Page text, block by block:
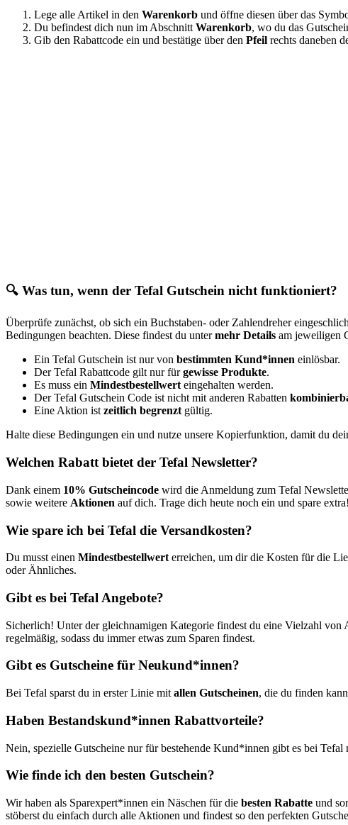
Lege alle Artikel in den Warenkorb und öffne diesen über das
Du befindest dich nun im Abschnitt Warenkorb, wo du das
Gib den Rabattcode ein und bestätige über den Pfeil rechts daneben
🔍 Was tun, wenn der Tefal Gutschein nicht funktioniert?
Überprüfe zunächst, ob sich ein Buchstaben- oder Zahlendreher
Bedingungen beachten. Diese findest du untermehr Details am jeweiligen
Ein Tefal Gutschein ist nur von bestimmten Kund*innen einlösbar.
Der Tefal Rabattcode gilt nur fürgewisse Produkte.
Es muss ein Mindestbestellwerteingehalten werden.
Der Tefal Gutschein Code ist nicht mit anderen Rabatten
Eine Aktion istzeitlich begrenztgültig.
Halte diese Bedingungen ein und nutze unsere Kopierfunktion, damit du
Welchen Rabatt bietet der Tefal Newsletter?
Dank einem 10% Gutscheincode wird die Anmeldung zum Tefal
sowie weitere Aktionen auf dich. Trage dich heute noch ein und spare extra!
Wie spare ich bei Tefal die Versandkosten?
Du musst einen Mindestbestellwert erreichen, um dir die Kosten für die
oder Ähnliches.
Gibt es bei Tefal Angebote?
Sicherlich! Unter der gleichnamigen Kategorie findest du eine Vielzahl von
regelmäßig, sodass du immer etwas zum Sparen findest.
Gibt es Gutscheine für Neukund*innen?
Bei Tefal sparst du in erster Linie mit allen Gutscheinen, die du finden
Haben Bestandskund*innen Rabattvorteile?
Nein, spezielle Gutscheine nur für bestehende Kund*innen gibt es bei
Wie finde ich den besten Gutschein?
Wir haben als Sparexpert*innen ein Näschen für die besten Rabatte und
stöberst du einfach durch alle Aktionen und findest so den perfekten